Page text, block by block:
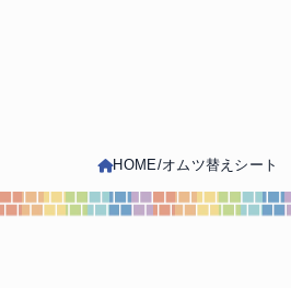
HOME オムツ替えシート